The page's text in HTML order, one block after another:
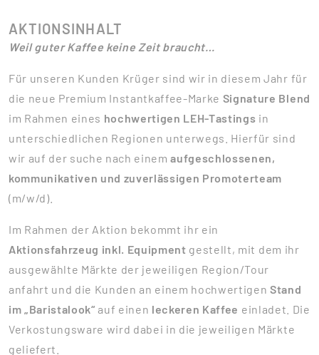
AKTIONSINHALT
Weil guter Kaffee keine Zeit braucht…
Für unseren Kunden Krüger sind wir in diesem Jahr für
die neue Premium Instantkaffee-Marke Signature Blend
im Rahmen eines hochwertigen LEH-Tastings in
unterschiedlichen Regionen unterwegs. Hierfür sind
wir auf der suche nach einemaufgeschlossenen,
kommunikativen und zuverlässigen Promoterteam
(m/w/d).
Im Rahmen der Aktion bekommt ihr ein
Aktionsfahrzeug inkl. Equipment gestellt, mit dem ihr
ausgewählte Märkte der jeweiligen Region/Tour
anfahrt und die Kunden an einem hochwertigenStand
im „Baristalook“ auf einen leckeren Kaffee einladet. Die
Verkostungsware wird dabei in die jeweiligen Märkte
geliefert.